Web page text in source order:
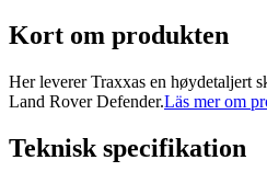
Kort om produkten
Her leverer Traxxas en høydetaljert
Land Rover Defender.Läs mer om
Teknisk specifikation